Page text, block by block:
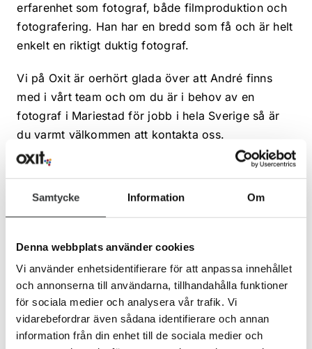
Samtycke Information Om
Denna webbplats använder cookies
Vi använder enhetsidentifierare för att anpassa innehållet
och annonserna till användarna, tillhandahålla funktioner
för sociala medier och analysera vår trafik. Vi
vidarebefordrar även sådana identifierare och annan
information från din enhet till de sociala medier och
erfarenhet som fotograf, både filmproduktion och
fotografering. Han har en bredd som få och är helt
enkelt en riktigt duktig fotograf.
Vi på Oxit är oerhört glada över att André finns
med i vårt team och om du är i behov av en
fotograf i Mariestad för jobb i hela Sverige så är
du varmt välkommen att kontakta oss.
Dela inlägget